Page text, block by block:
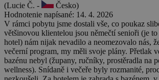
(Lucie Č. -
Česko)
Hodnotenie napísané: 14. 4. 2026
V rámci pobytu jsme dostali vše, co poukaz
většinovou klientelou jsou němečtí senioři (je
hotel) nám nijak nevadilo a neomezovalo nás,
večerní program, my měli svoje plány. Přetlak
bazénu nebyl (župany, ručníky, prostěradla na
wellness). Snídaně i večeře byly rozmanité,